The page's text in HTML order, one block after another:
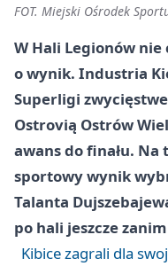
FOT. Miejski Ośrodek
W Hali Legionów nie
o wynik. Industria
Superligi
Ostrovią Ostrów
awans do finału.
sportowy wynik
Talanta
po hali jeszcze
Kibice zagrali dla